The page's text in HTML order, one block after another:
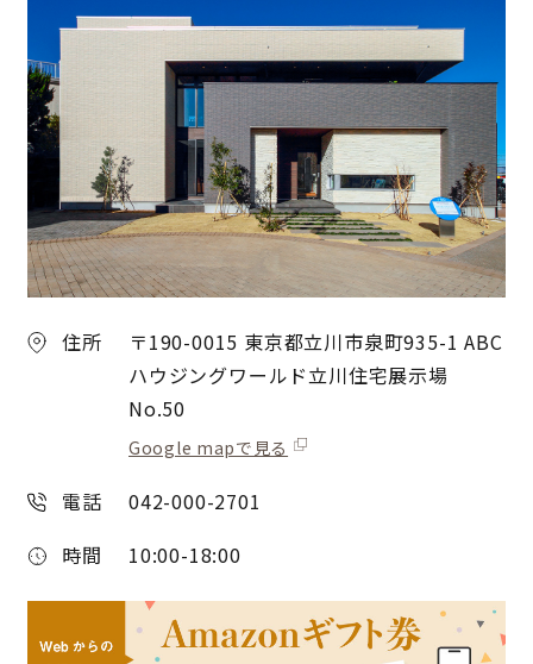
住所
〒190-0015 東京都立川市泉町935-1 ABC
ハウジングワールド立川住宅展示場
No.50
Google mapで見る
電話
042-000-2701
時間
10:00-18:00